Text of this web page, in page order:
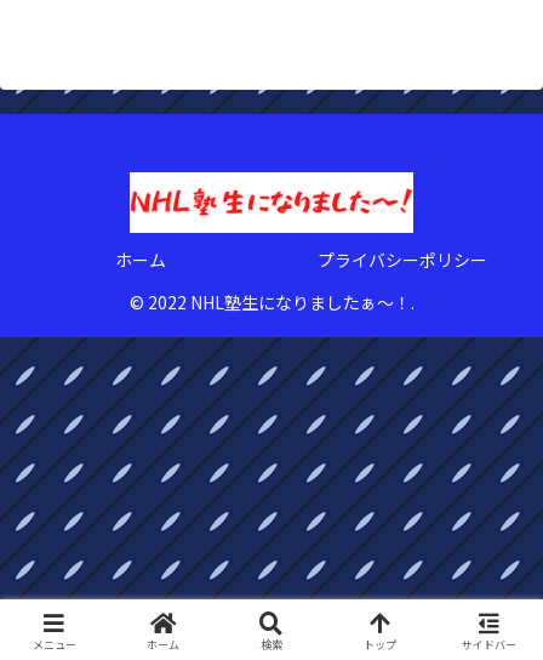
ホーム
プライバシーポリシー
© 2022 NHL塾生になりましたぁ〜！.
メニュー ホーム 検索 トップ サイドバー